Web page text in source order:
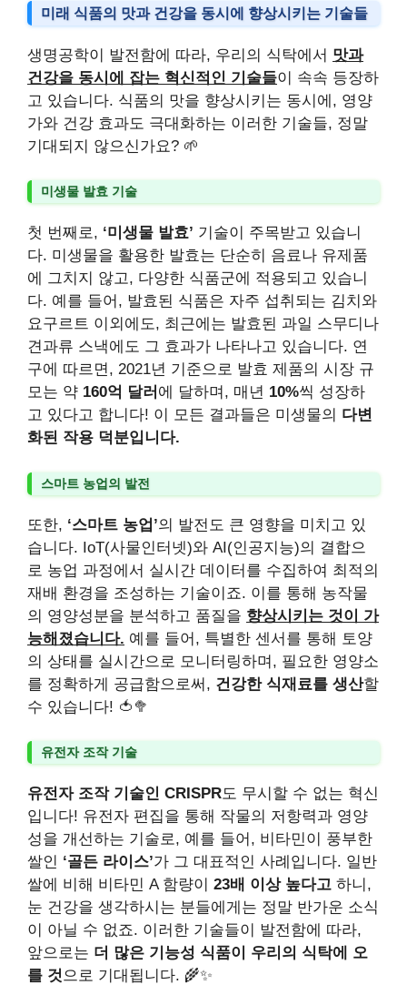
미래 식품의 맛과 건강을 동시에 향상시키는 기술들
생명공학이 발전함에 따라, 우리의 식탁에서 맛과
건강을 동시에 잡는 혁신적인 기술들이 속속 등장하
고 있습니다. 식품의 맛을 향상시키는 동시에, 영양
가와 건강 효과도 극대화하는 이러한 기술들, 정말
기대되지 않으신가요? 🌱
미생물 발효 기술
첫 번째로, ‘미생물 발효’ 기술이 주목받고 있습니
다. 미생물을 활용한 발효는 단순히 음료나 유제품
에 그치지 않고, 다양한 식품군에 적용되고 있습니
다. 예를 들어, 발효된 식품은 자주 섭취되는 김치와
요구르트 이외에도, 최근에는 발효된 과일 스무디나
견과류 스낵에도 그 효과가 나타나고 있습니다. 연
구에 따르면, 2021년 기준으로 발효 제품의 시장 규
모는 약 160억 달러 에 달하며, 매년 10%씩 성장하
고 있다고 합니다! 이 모든 결과들은 미생물의 다변
화된 작용 덕분입니다.
스마트 농업의 발전
또한, ‘스마트 농업’의 발전도 큰 영향을 미치고 있
습니다. IoT(사물인터넷)와 AI(인공지능)의 결합으
로 농업 과정에서 실시간 데이터를 수집하여 최적의
재배 환경을 조성하는 기술이죠. 이를 통해 농작물
의 영양성분을 분석하고 품질을 향상시키는 것이 가
능해졌습니다. 예를 들어, 특별한 센서를 통해 토양
의 상태를 실시간으로 모니터링하며, 필요한 영양소
를 정확하게 공급함으로써, 건강한 식재료를 생산할
수 있습니다! 🍅🥦
유전자 조작 기술
유전자 조작 기술인 CRISPR도 무시할 수 없는 혁신
입니다! 유전자 편집을 통해 작물의 저항력과 영양
성을 개선하는 기술로, 예를 들어, 비타민이 풍부한
쌀인 ‘골든 라이스’가 그 대표적인 사례입니다. 일반
쌀에 비해 비타민 A 함량이 23배 이상 높다고 하니,
눈 건강을 생각하시는 분들에게는 정말 반가운 소식
이 아닐 수 없죠. 이러한 기술들이 발전함에 따라,
앞으로는 더 많은 기능성 식품이 우리의 식탁에 오
를 것으로 기대됩니다. 🌾✨